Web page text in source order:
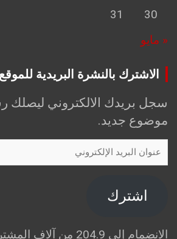
30
31
« مايو
الاشترك بالنشرة البريدية للموقع
سجل بريدك الالكتروني ليصلك
موضوع جديد.
عنوان
البريد
اشترك
الانضمام إلى 204.9 من آلاف المشتركين الآخرين